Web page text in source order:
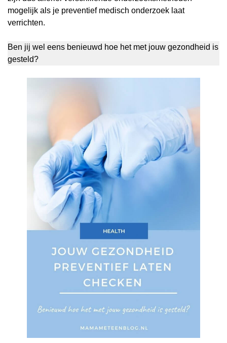
mogelijk als je preventief medisch onderzoek laat
verrichten.
Ben jij wel eens benieuwd hoe het met jouw gezondheid is
gesteld?